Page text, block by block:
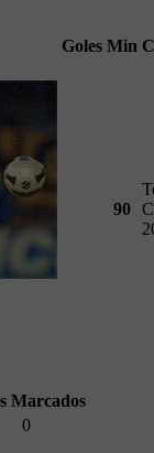
Goles Min
90
Marcados
0